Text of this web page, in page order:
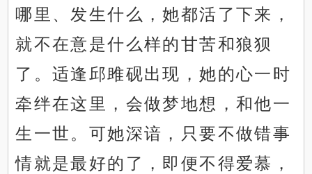
哪里、发生什么，她都活了下来，
就不在意是什么样的甘苦和狼狈
了。适逢邱雎砚出现，她的心一时
牵绊在这里，会做梦地想，和他一
生一世。可她深谙，只要不做错事
情就是最好的了，即便不得爱慕，